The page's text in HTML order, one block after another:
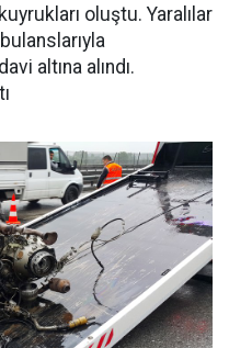
oluştu. Yaralılar
altına alındı.